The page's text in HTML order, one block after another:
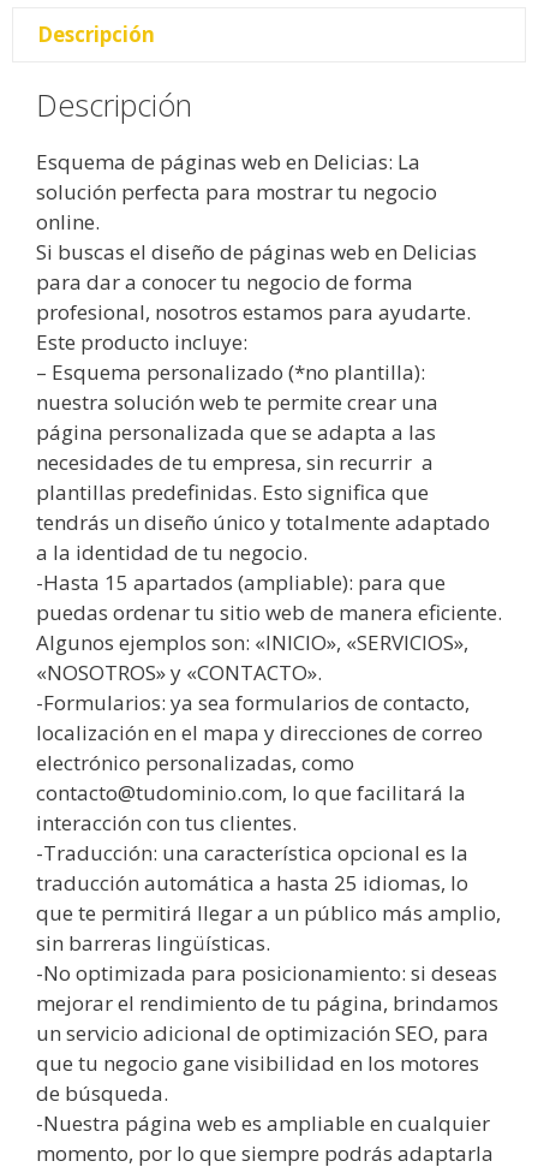
Descripción
Descripción
Esquema de páginas web en Delicias: La
solución perfecta para mostrar tu negocio
online.
Si buscas el diseño de páginas web en Delicias
para dar a conocer tu negocio de forma
profesional, nosotros estamos para ayudarte.
Este producto incluye:
– Esquema personalizado (*no plantilla):
nuestra solución web te permite crear una
página personalizada que se adapta a las
necesidades de tu empresa, sin recurrir a
plantillas predefinidas. Esto significa que
tendrás un diseño único y totalmente adaptado
a la identidad de tu negocio.
-Hasta 15 apartados (ampliable): para que
puedas ordenar tu sitio web de manera eficiente.
Algunos ejemplos son: «INICIO», «SERVICIOS»,
«NOSOTROS» y «CONTACTO».
-Formularios: ya sea formularios de contacto,
localización en el mapa y direcciones de correo
electrónico personalizadas, como
contacto@tudominio.com, lo que facilitará la
interacción con tus clientes.
-Traducción: una característica opcional es la
traducción automática a hasta 25 idiomas, lo
que te permitirá llegar a un público más amplio,
sin barreras lingüísticas.
-No optimizada para posicionamiento: si deseas
mejorar el rendimiento de tu página, brindamos
un servicio adicional de optimización SEO, para
que tu negocio gane visibilidad en los motores
de búsqueda.
-Nuestra página web es ampliable en cualquier
momento, por lo que siempre podrás adaptarla